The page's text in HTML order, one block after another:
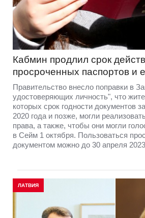
Кабмин продлил срок
просроченных паспортов и
Правительство внесло поправки в
удостоверяющих личность", что
которых срок годности документов
2020 года и позже, могли
права, а также, чтобы они могли
в Сейм 1 октября. Пользоваться
документом можно до 30 апреля
ЛАТВИЯ